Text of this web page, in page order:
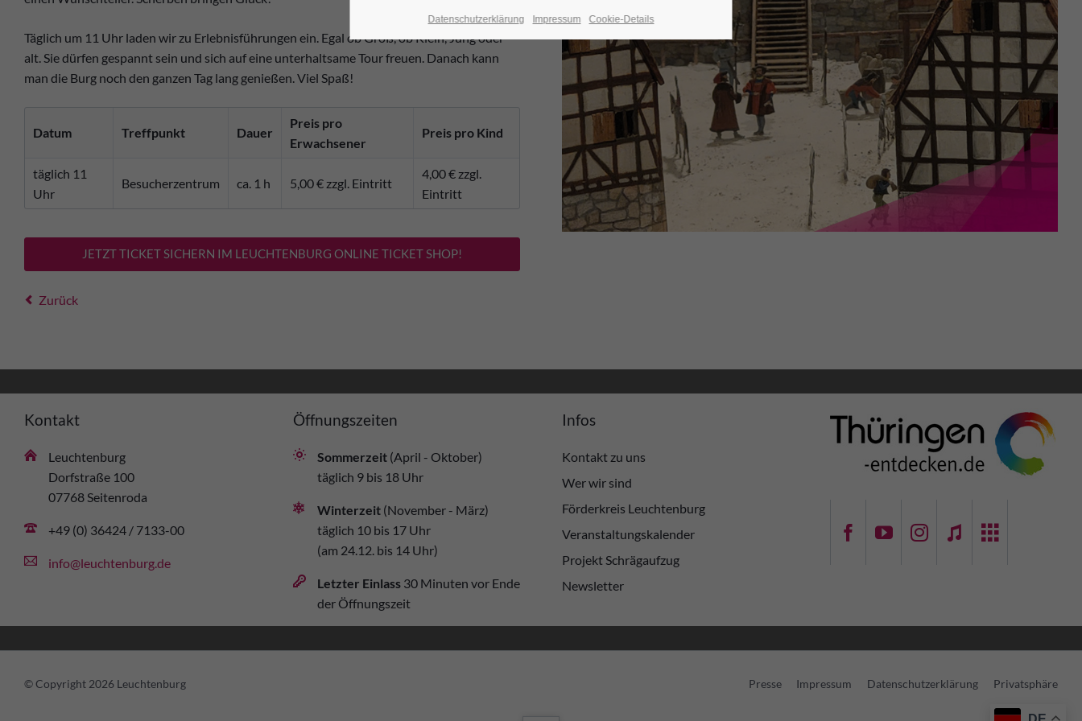
Datenschutzerklärung Impressum Cookie-Details
Täglich um 11 Uhr laden wir zu Erlebnisführungen ein. Egal ob Groß, ob Klein, Jung oder
alt. Sie dürfen gespannt sein und sich auf eine unterhaltsame Tour freuen. Danach kann
man die Burg noch den ganzen Tag lang genießen. Viel Spaß!
Datum Treffpunkt Dauer
Preis pro
Erwachsener
Preis pro Kind
täglich 11
Uhr
Besucherzentrum ca. 1 h 5,00 € zzgl. Eintritt
4,00 € zzgl.
Eintritt
JETZT TICKET SICHERN IM LEUCHTENBURG ONLINE TICKET SHOP!
Zurück
Kontakt
Leuchtenburg
Dorfstraße 100
07768 Seitenroda
+49 (0) 36424 / 7133-00
info@leuchtenburg.de
Öffnungszeiten
Sommerzeit(April - Oktober)
täglich 9 bis 18 Uhr
Winterzeit(November - März)
täglich 10 bis 17 Uhr
(am 24.12. bis 14 Uhr)
Letzter Einlass30 Minuten vor Ende
der Öffnungszeit
Infos
Kontakt zu uns
Wer wir sind
Förderkreis Leuchtenburg
Veranstaltungskalender
Projekt Schrägaufzug
Newsletter
© Copyright 2026 Leuchtenburg
Navigation
Presse Impressum Datenschutzerklärung Privatsphäre